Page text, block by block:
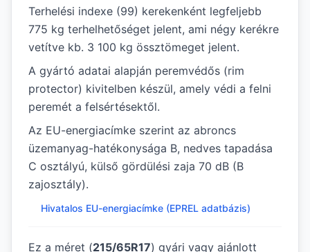
Terhelési indexe (99) kerekenként legfeljebb
775 kg terhelhetőséget jelent, ami négy kerékre
vetítve kb. 3 100 kg össztömeget jelent.
A gyártó adatai alapján peremvédős (rim
protector) kivitelben készül, amely védi a felni
peremét a felsértésektől.
Az EU-energiacímke szerint az abroncs
üzemanyag-hatékonysága B, nedves tapadása
C osztályú, külső gördülési zaja 70 dB (B
zajosztály).
Hivatalos EU-energiacímke (EPREL adatbázis)
Ez a méret (215/65R17) gyári vagy ajánlott